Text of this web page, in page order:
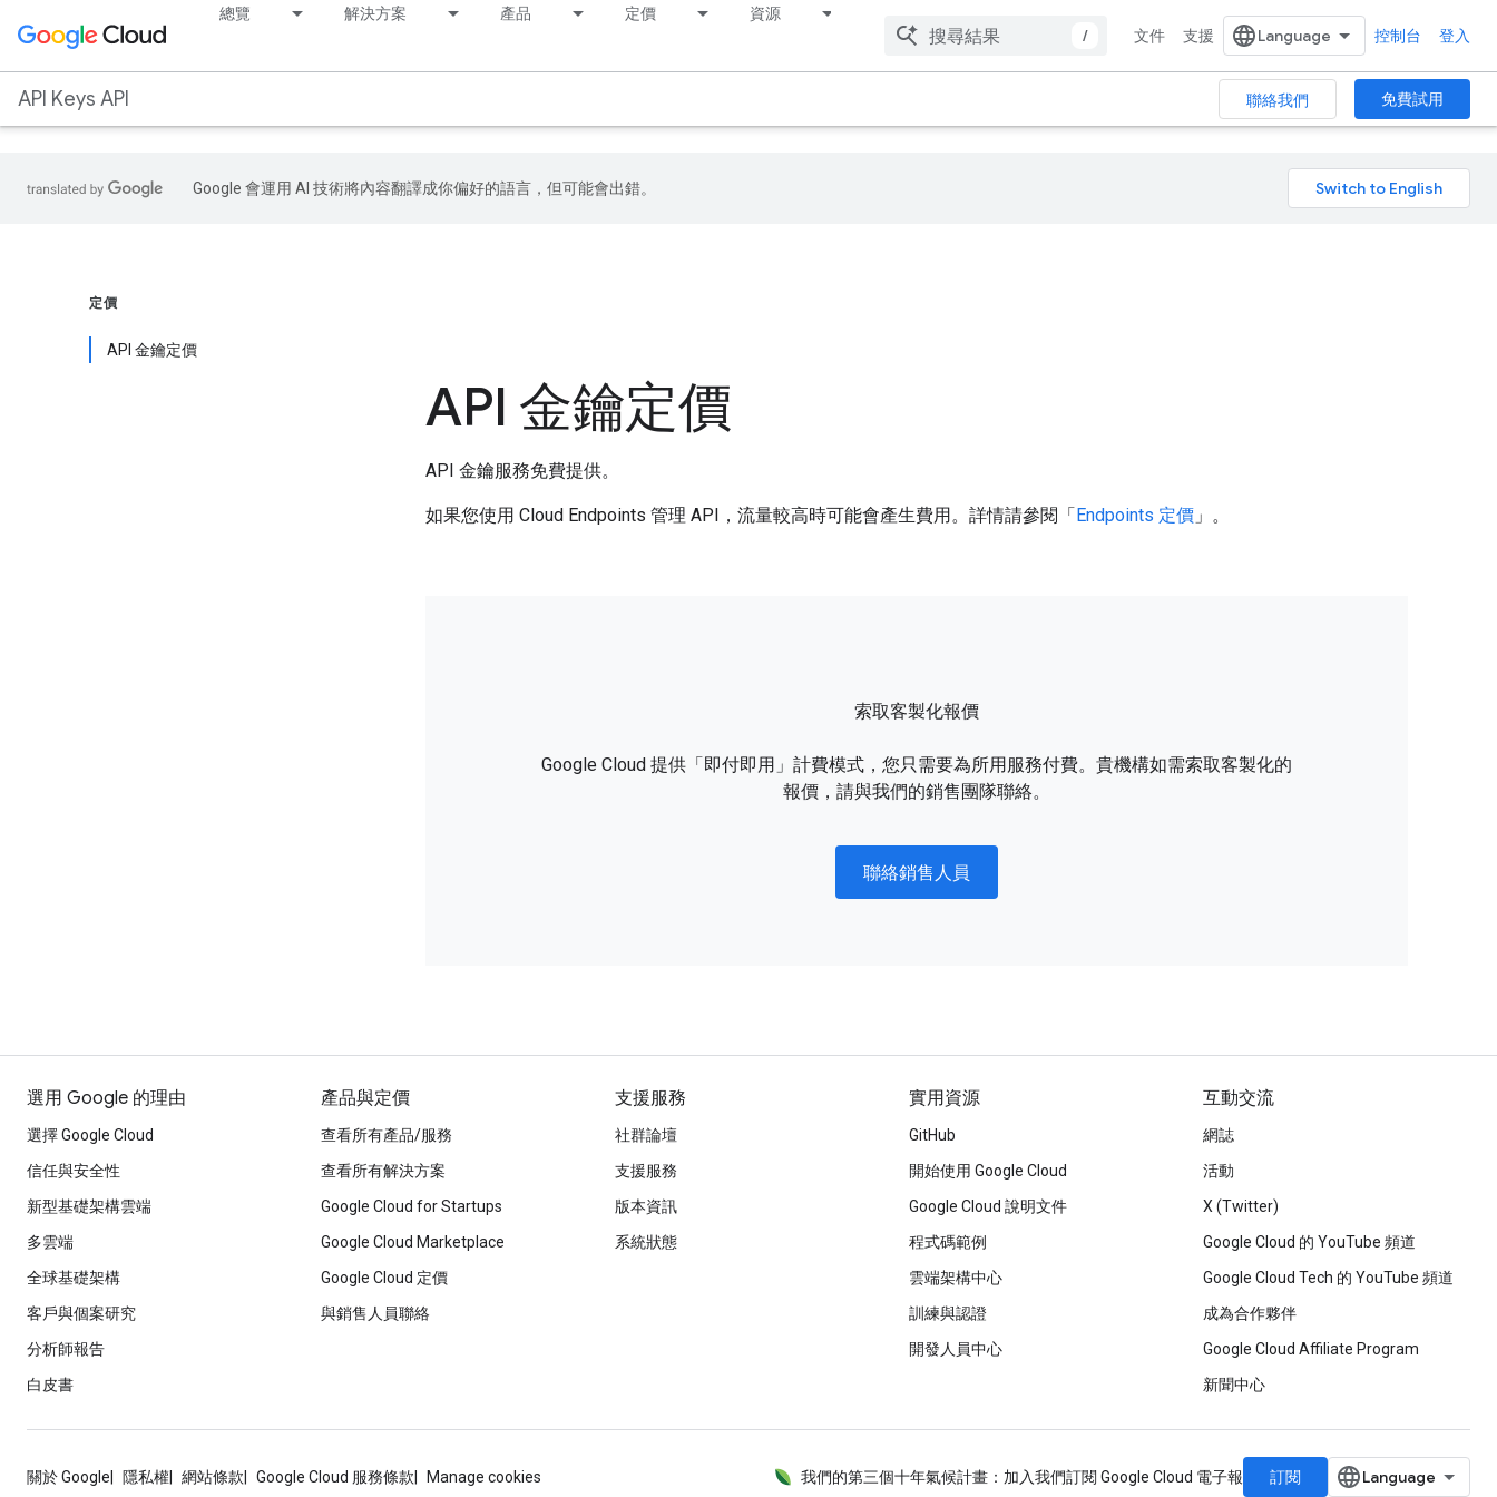
總覽 解決方案 產品 定價
資源
/
文件 支援 控制台 登入
API Keys API 聯絡我們 免費試用
Google 會運用 AI 技術將內容翻譯成你偏好的語言，但可能會出錯。
定價
API 金鑰定價
API 金鑰定價
API 金鑰服務免費提供。
如果您使用 Cloud Endpoints 管理 API，流量較高時可能會產生費用。詳情請參閱「Endpoints 定價 」。
索取客製化報價
Google Cloud 提供「即付即用」計費模式，您只需要為所用服務付費。貴機構如需索取客製化的
報價，請與我們的銷售團隊聯絡。
聯絡銷售人員
選用 Google 的理由
選擇 Google Cloud
信任與安全性
新型基礎架構雲端
多雲端
全球基礎架構
客戶與個案研究
分析師報告
白皮書
產品與定價
查看所有產品/服務
查看所有解決方案
Google Cloud for Startups
Google Cloud Marketplace
Google Cloud 定價
與銷售人員聯絡
支援服務
社群論壇
支援服務
版本資訊
系統狀態
實用資源
GitHub
開始使用 Google Cloud
Google Cloud 說明文件
程式碼範例
雲端架構中心
訓練與認證
開發人員中心
互動交流
網誌
活動
X (Twitter)
Google Cloud 的 YouTube 頻道
Google Cloud Tech 的 YouTube 頻道
成為合作夥伴
Google Cloud Affiliate Program
新聞中心
關於 Google 隱私權 網站條款 Google Cloud 服務條款 Manage cookies 我們的第三個十年氣候計畫：加入我們訂閱 Google Cloud 電子報 訂閱